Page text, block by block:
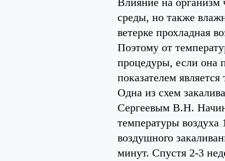
среды, но также
ветерке прохладная
Поэтому от
процедуры, если она
показателем
Одна из схем
Сергеевым В.Н.
температуры воздуха
воздушного
минут. Спустя 2-3